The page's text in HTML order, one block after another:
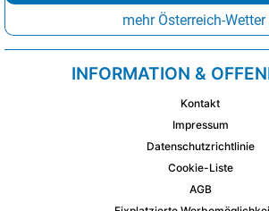
mehr Österreich-Wetter
INFORMATION &
Kontakt
Impressum
Datenschutzrichtlinie
Cookie-Liste
AGB